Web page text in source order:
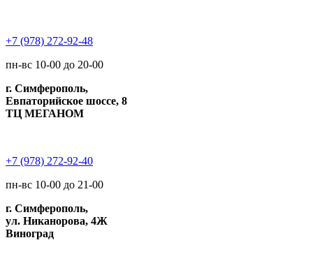
+7 (978) 272-92-48
пн-вс 10-00 до 20-00
г. Симферополь,
Евпаторийское шоссе, 8
ТЦ МЕГАНОМ
+7 (978) 272-92-40
пн-вс 10-00 до 21-00
г. Симферополь,
ул. Никанорова, 4Ж
Виноград